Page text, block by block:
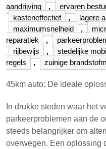
aandrijving
, ervaren
kosteneffectief
, lagere
maximumsnelheid
,
reparatiek
,
rijbewijs
, stedelijke
regels
, zuinige
45km auto: De ideale
In drukke steden waar het
parkeerproblemen aan de
steeds belangrijker om
overwegen. Een oplossing